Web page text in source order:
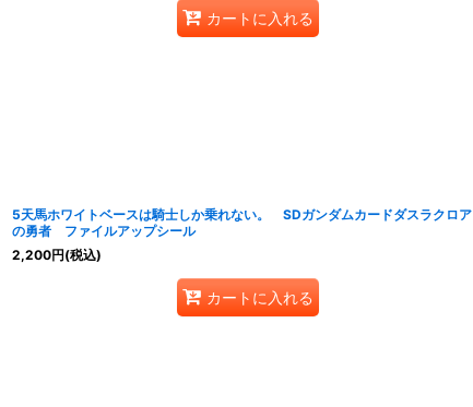
カートに入れる
5天馬ホワイトベースは騎士しか乗れない。 SDガンダムカードダスラクロア
の勇者 ファイルアップシール
2,200円(税込)
カートに入れる